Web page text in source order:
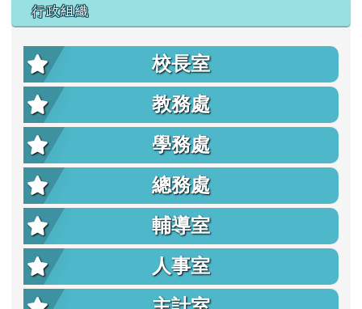
行政組織
校長室
教務處
學務處
總務處
輔導室
人事室